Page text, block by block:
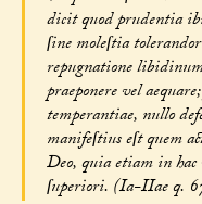
dicit quod prudentia
ſine moleſtia
repugnatione
praeponere vel
temperantiae, nullo
manifeſtius eſt quem
Deo, quia etiam in
ſuperiori. (Ia-IIae q.